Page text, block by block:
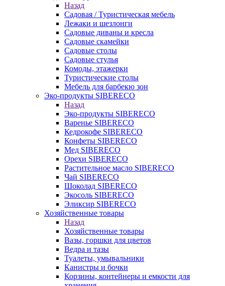
Назад
Садовая / Туристическая мебель
Лежаки и шезлонги
Садовые диваны и кресла
Садовые скамейки
Садовые столы
Садовые стулья
Комоды, этажерки
Туристические столы
Мебель для барбекю зон
Эко-продукты SIBERECO
Назад
Эко-продукты SIBERECO
Варенье SIBERECO
Кедрокофе SIBERECO
Конфеты SIBERECO
Мед SIBERECO
Орехи SIBERECO
Растительное масло SIBERECO
Чай SIBERECO
Шоколад SIBERECO
Экосоль SIBERECO
Эликсир SIBERECO
Хозяйственные товары
Назад
Хозяйственные товары
Вазы, горшки для цветов
Ведра и тазы
Туалеты, умывальники
Канистры и бочки
Корзины, контейнеры и емкости для